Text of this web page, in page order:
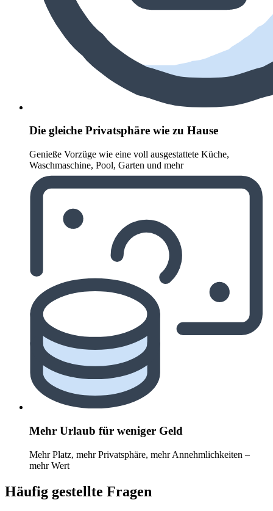
Die gleiche Privatsphäre wie zu Hause
Genieße Vorzüge wie eine voll ausgestattete Küche,
Waschmaschine, Pool, Garten und mehr
Mehr Urlaub für weniger Geld
Mehr Platz, mehr Privatsphäre, mehr Annehmlichkeiten –
mehr Wert
Häufig gestellte Fragen